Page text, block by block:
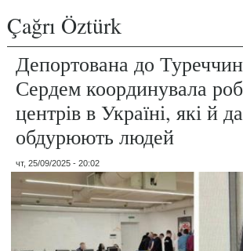
Çağrı Öztürk
Депортована до
Сердем координувала
центрів в Україні, які й
обдурюють людей
чт, 25/09/2025 - 20:02